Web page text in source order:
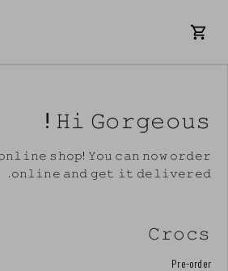
𝙷𝚒 𝙶𝚘𝚛𝚐𝚎𝚘𝚞𝚜 !
𝚜𝚑𝚘𝚙! 𝚈𝚘𝚞 𝚌𝚊𝚗 𝚗𝚘𝚠 𝚘𝚛𝚍𝚎𝚛
𝚘𝚗𝚕𝚒𝚗𝚎 𝚊𝚗𝚍 𝚐𝚎𝚝 𝚒𝚝 𝚍𝚎𝚕𝚒𝚟𝚎𝚛𝚎𝚍.
𝙲𝚛𝚘𝚌𝚜
Pre-order